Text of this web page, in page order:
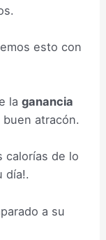
esto con
laganancia
atracón.
calorías de lo
día!.
a su